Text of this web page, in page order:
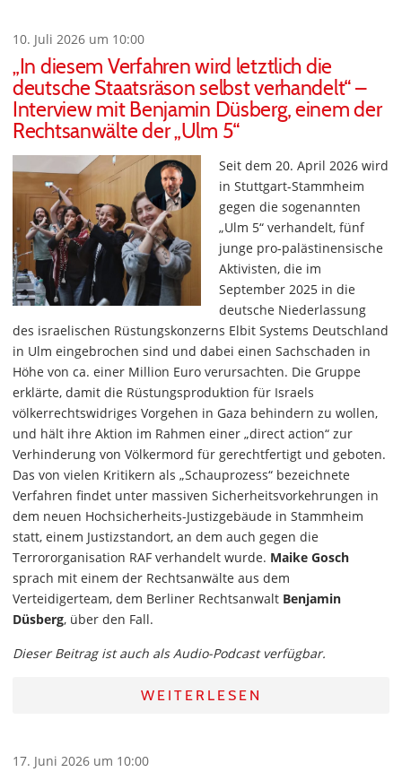
10. Juli 2026 um 10:00
„In diesem Verfahren wird letztlich die
deutsche Staatsräson selbst verhandelt“ –
Interview mit Benjamin Düsberg, einem der
Rechtsanwälte der „Ulm 5“
Seit dem 20. April 2026 wird
in Stuttgart-Stammheim
gegen die sogenannten
„Ulm 5“ verhandelt, fünf
junge pro-palästinensische
Aktivisten, die im
September 2025 in die
deutsche Niederlassung
des israelischen Rüstungskonzerns Elbit Systems Deutschland
in Ulm eingebrochen sind und dabei einen Sachschaden in
Höhe von ca. einer Million Euro verursachten. Die Gruppe
erklärte, damit die Rüstungsproduktion für Israels
völkerrechtswidriges Vorgehen in Gaza behindern zu wollen,
und hält ihre Aktion im Rahmen einer „direct action“ zur
Verhinderung von Völkermord für gerechtfertigt und geboten.
Das von vielen Kritikern als „Schauprozess“ bezeichnete
Verfahren findet unter massiven Sicherheitsvorkehrungen in
dem neuen Hochsicherheits-Justizgebäude in Stammheim
statt, einem Justizstandort, an dem auch gegen die
Terrororganisation RAF verhandelt wurde. Maike Gosch
sprach mit einem der Rechtsanwälte aus dem
Verteidigerteam, dem Berliner Rechtsanwalt Benjamin
Düsberg, über den Fall.
Dieser Beitrag ist auch als Audio-Podcast verfügbar.
WEITERLESEN
17. Juni 2026 um 10:00